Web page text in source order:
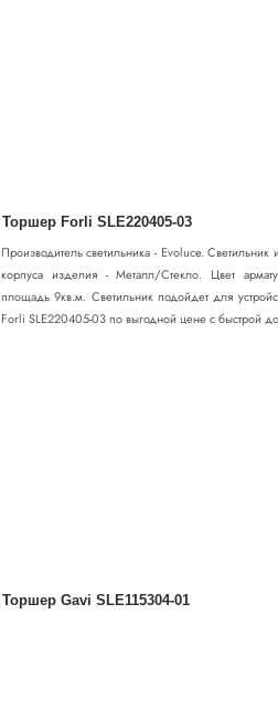
Торшер Forli SLE220405-03
Производитель светильника - Evoluce.
корпуса изделия - Металл/Стекло. Цвет
площадь 9кв.м. Светильник подойдет для
Forli SLE220405-03 по выгодной цене с быстрой
Торшер Gavi SLE115304-01